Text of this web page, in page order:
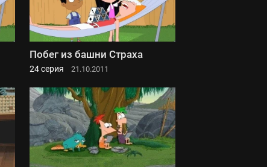
Побег из башни Страха
24 серия 21.10.2011